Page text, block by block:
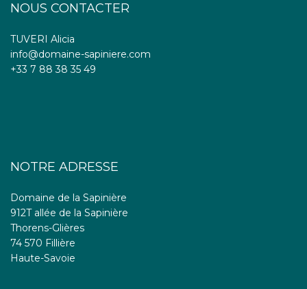
NOUS CONTACTER
TUVERI Alicia
info@domaine-sapiniere.com
+33 7 88 38 35 49
NOTRE ADRESSE
Domaine de la Sapinière
912T allée de la Sapinière
Thorens-Glières
74 570 Fillière
Haute-Savoie